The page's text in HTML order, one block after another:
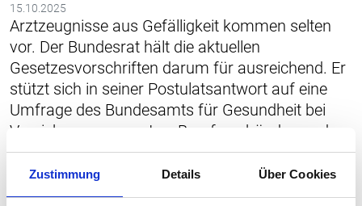
Zustimmung Details Über Cookies
15.10.2025
Arztzeugnisse aus Gefälligkeit kommen selten
vor. Der Bundesrat hält die aktuellen
Gesetzesvorschriften darum für ausreichend. Er
stützt sich in seiner Postulatsantwort auf eine
Umfrage des Bundesamts für Gesundheit bei
Versicherungsexperten, Berufsverbänden und
Wirtschaft.